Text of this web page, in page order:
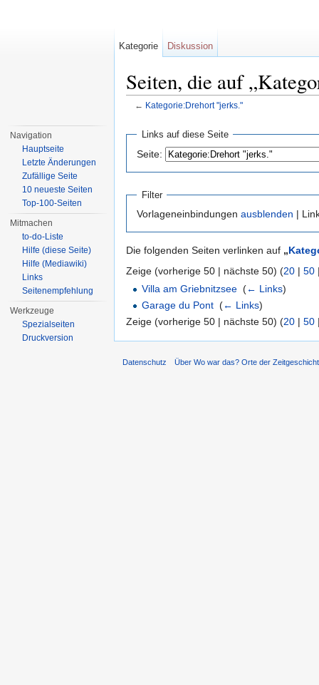
Seiten, die auf
← Kategorie:Drehort "jerks."
Links auf diese Seite
Seite:
Filter
Vorlageneinbindungen ausblenden |
Die folgenden Seiten verlinken auf „
Zeige (vorherige 50 | nächste 50) (20 | 50
Villa am Griebnitzsee (← Links)
Garage du Pont (← Links)
Zeige (vorherige 50 | nächste 50) (20 | 50
Kategorie Diskussion
Navigation
Hauptseite
Letzte Änderungen
Zufällige Seite
10 neueste Seiten
Top-100-Seiten
Mitmachen
to-do-Liste
Hilfe (diese Seite)
Hilfe (Mediawiki)
Links
Seitenempfehlung
Werkzeuge
Spezialseiten
Druckversion
Datenschutz Über Wo war das? Orte der